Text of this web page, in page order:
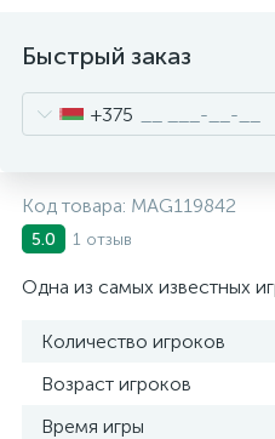
Быстрый заказ
+375
Код товара: MAG119842
5.0 1 отзыв
Одна из самых известных
Количество игроков
Возраст игроков
Время игры